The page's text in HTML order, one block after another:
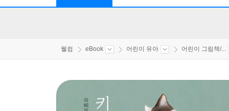
웰컴 eBook 어린이 유아 어린이 그림책/...